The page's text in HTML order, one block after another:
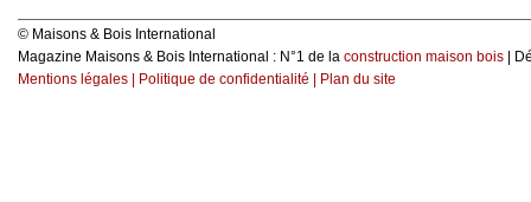
© Maisons & Bois International
Magazine Maisons & Bois International : N°1 de la construction maison bois |
Mentions légales
Politique de confidentialité Plan du site